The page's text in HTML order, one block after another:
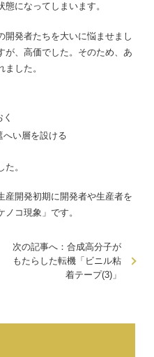
になってしまいます。
開発者たちを大いに悩ませまし
が、高価でした。そのため、あ
した。
へい層を設ける
。
産開発初期に開発者や生産者を
コ現象」です。
次の記事へ：合成高分子が
もたらした転機「ビニル粘
着テープ(3)」